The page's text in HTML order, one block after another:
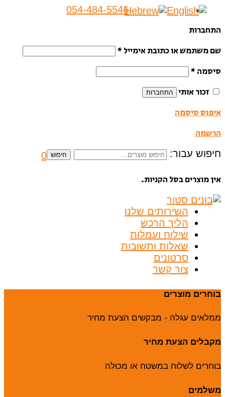
054-484-5546
התחברות
שם משתמש או כתובת אימייל *
סיסמה *
זכור אותי
התחברות
איפוס סיסמה
הרשמה
חיפוש עבור: חיפוש 0
אין מוצרים בסל הקניות.
השירותים שלנו
הליך הרכש
שילוח ועמלות
שאלות ותשובות
סרטונים
צור קשר
בוחרים מוצרים
ממלאים עגלה - מבקשים הצעת מחיר
מקבלים הצעת מחיר
בוחרים לשלוח במשטח או מכולה
משלמים